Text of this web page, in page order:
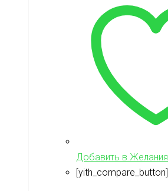
Добавить в Желания
[yith_compare_button]